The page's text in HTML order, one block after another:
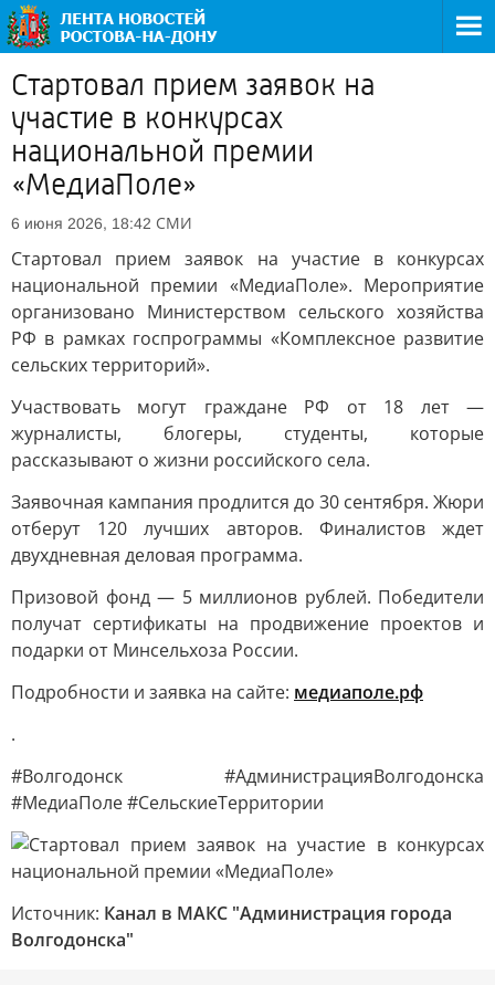
Стартовал прием заявок на
участие в конкурсах
национальной премии
«МедиаПоле»
6 июня 2026, 18:42 СМИ
Стартовал прием заявок на участие в конкурсах
национальной премии «МедиаПоле». Мероприятие
организовано Министерством сельского хозяйства
РФ в рамках госпрограммы «Комплексное развитие
сельских территорий».
Участвовать могут граждане РФ от 18 лет —
журналисты, блогеры, студенты, которые
рассказывают о жизни российского села.
Заявочная кампания продлится до 30 сентября. Жюри
отберут 120 лучших авторов. Финалистов ждет
двухдневная деловая программа.
Призовой фонд — 5 миллионов рублей. Победители
получат сертификаты на продвижение проектов и
подарки от Минсельхоза России.
Подробности и заявка на сайте: медиаполе.рф
.
#Волгодонск #АдминистрацияВолгодонска
#МедиаПоле #СельскиеТерритории
Источник: Канал в МАКС "Администрация города
Волгодонска"